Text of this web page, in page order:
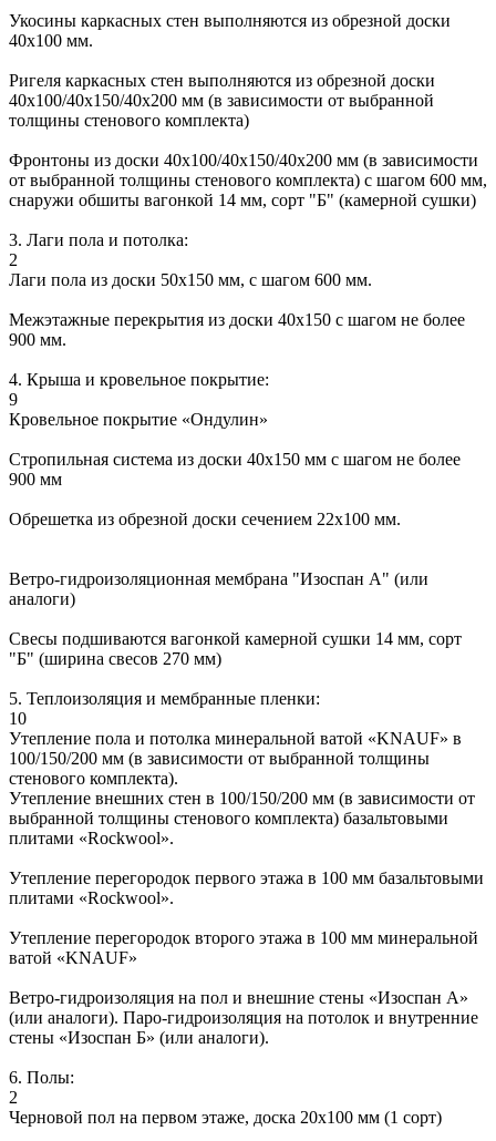
Укосины каркасных стен выполняются из обрезной доски
40х100 мм.
Ригеля каркасных стен выполняются из обрезной доски
40х100/40х150/40х200 мм (в зависимости от выбранной
толщины стенового комплекта)
Фронтоны из доски 40х100/40х150/40х200 мм (в зависимости
от выбранной толщины стенового комплекта) с шагом 600 мм,
снаружи обшиты вагонкой 14 мм, сорт "Б" (камерной сушки)
3. Лаги пола и потолка:
2
Лаги пола из доски 50х150 мм, с шагом 600 мм.
Межэтажные перекрытия из доски 40х150 с шагом не более
900 мм.
4. Крыша и кровельное покрытие:
9
Кровельное покрытие «Ондулин»
Стропильная система из доски 40х150 мм с шагом не более
900 мм
Обрешетка из обрезной доски сечением 22х100 мм.
Ветро-гидроизоляционная мембрана "Изоспан А" (или
аналоги)
Свесы подшиваются вагонкой камерной сушки 14 мм, сорт
"Б" (ширина свесов 270 мм)
5. Теплоизоляция и мембранные пленки:
10
Утепление пола и потолка минеральной ватой «KNAUF» в
100/150/200 мм (в зависимости от выбранной толщины
стенового комплекта).
Утепление внешних стен в 100/150/200 мм (в зависимости от
выбранной толщины стенового комплекта) базальтовыми
плитами «Rockwool».
Утепление перегородок первого этажа в 100 мм базальтовыми
плитами «Rockwool».
Утепление перегородок второго этажа в 100 мм минеральной
ватой «KNAUF»
Ветро-гидроизоляция на пол и внешние стены «Изоспан А»
(или аналоги). Паро-гидроизоляция на потолок и внутренние
стены «Изоспан Б» (или аналоги).
6. Полы:
2
Черновой пол на первом этаже, доска 20х100 мм (1 сорт)